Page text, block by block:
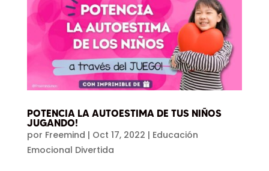
POTENCIA LA AUTOESTIMA DE TUS NIÑOS
JUGANDO!
por Freemind | Oct 17, 2022 | Educación
Emocional Divertida